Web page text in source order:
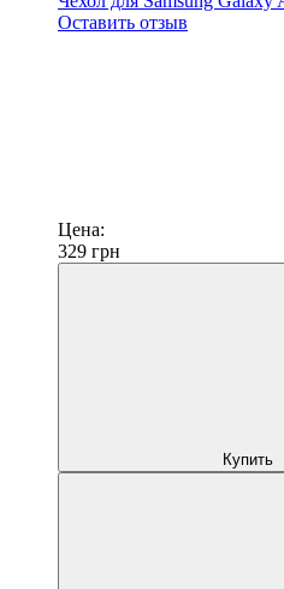
Оставить отзыв
Цена:
329 грн
Купить